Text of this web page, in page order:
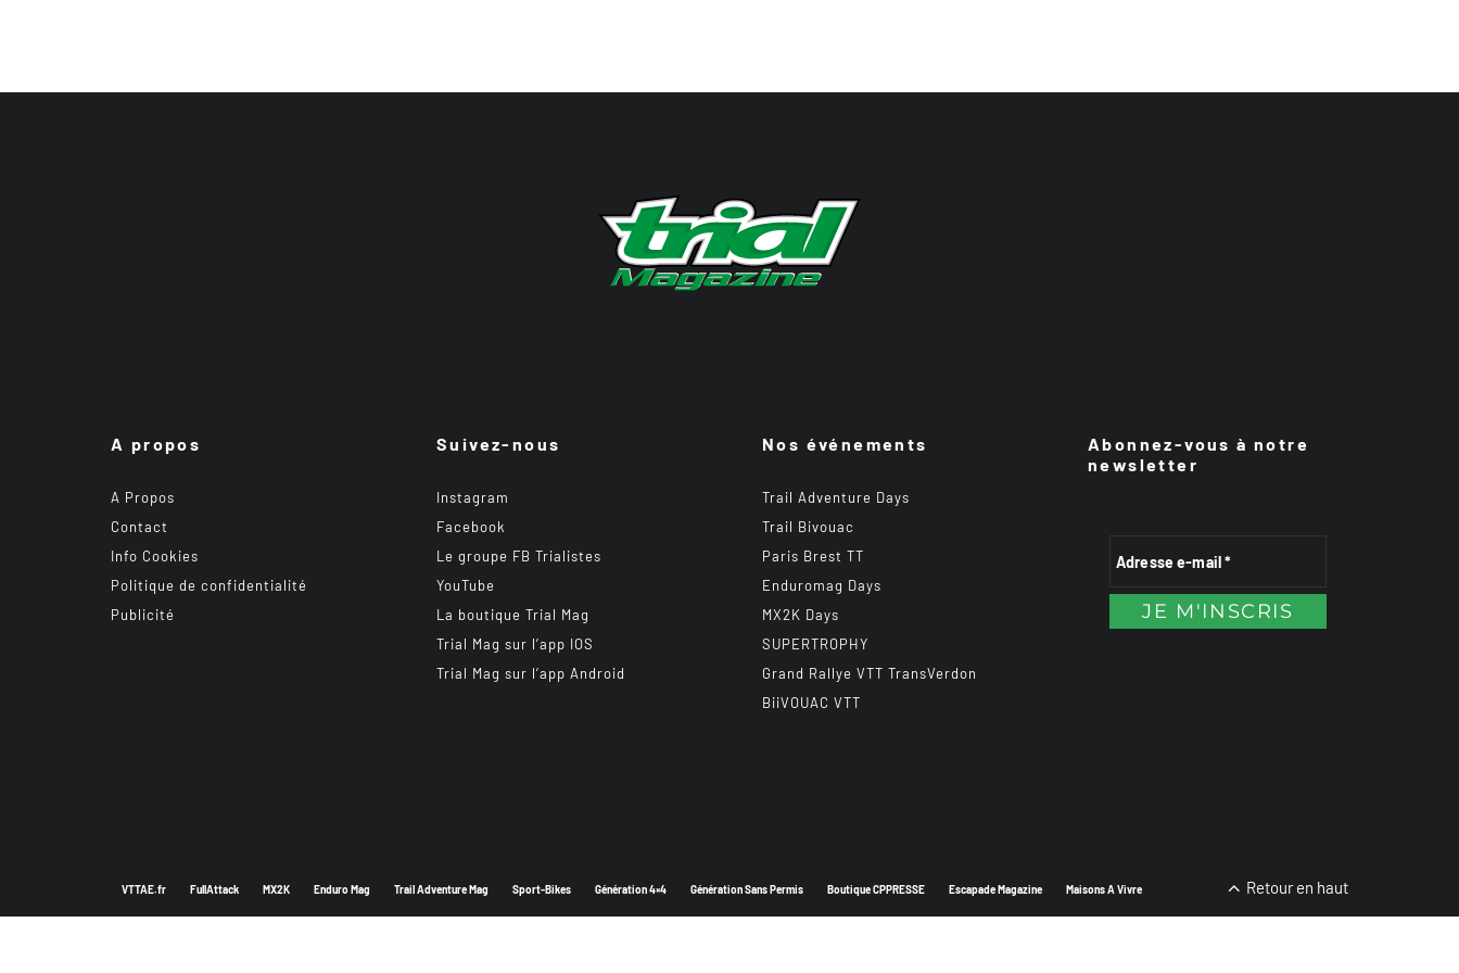
A propos
A Propos
Contact
Info Cookies
Politique de confidentialité
Publicité
Suivez-nous
Instagram
Facebook
Le groupe FB Trialistes
YouTube
La boutique Trial Mag
Trial Mag sur l’app IOS
Trial Mag sur l’app Android
Nos événements
Trail Adventure Days
Trail Bivouac
Paris Brest TT
Enduromag Days
MX2K Days
SUPERTROPHY
Grand Rallye VTT TransVerdon
BiiVOUAC VTT
Abonnez-vous à notre
newsletter
VTTAE.fr FullAttack MX2K Enduro Mag Trail Adventure Mag Sport-Bikes Génération 4×4 Génération Sans Permis Boutique CPPRESSE Escapade Magazine Maisons A Vivre Retour en haut